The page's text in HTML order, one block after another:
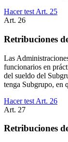
Hacer test Art. 25
Art. 26
Retribuciones
Las
funcionarios en
del sueldo del
tenga Subgrupo, en
Hacer test Art. 26
Art. 27
Retribuciones